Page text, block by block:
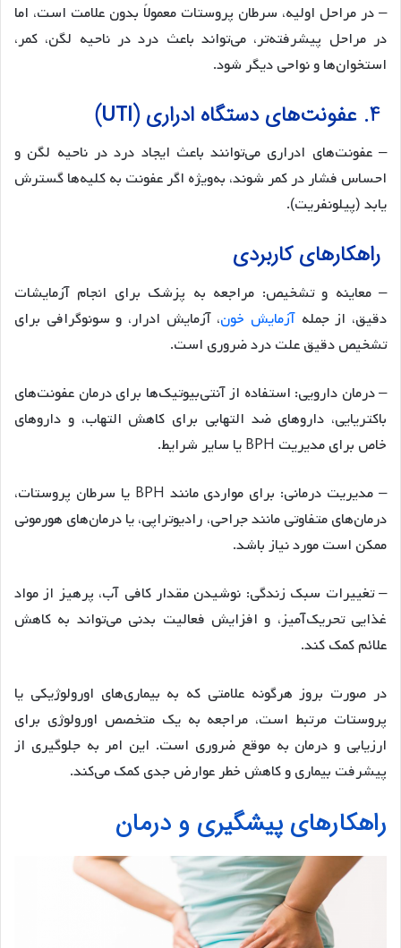
– در مراحل اولیه، سرطان پروستات معمولاً بدون علامت است، اما
در مراحل پیشرفته‌تر، می‌تواند باعث درد در ناحیه لگن، کمر،
استخوان‌ها و نواحی دیگر شود.
UTI
)
– عفونت‌های ادراری می‌توانند باعث ایجاد درد در ناحیه لگن و
احساس فشار در کمر شوند، به‌ویژه اگر عفونت به کلیه‌ها گسترش
یابد (پیلونفریت).
راهکارهای کاربردی
– معاینه و تشخیص: مراجعه به پزشک برای انجام آزمایشات
دقیق، از جمله آزمایش خون، آزمایش ادرار، و سونوگرافی برای
تشخیص دقیق علت درد ضروری است.
– درمان دارویی: استفاده از آنتی‌بیوتیک‌ها برای درمان عفونت‌های
باکتریایی، داروهای ضد التهابی برای کاهش التهاب، و داروهای
خاص برای مدیریت BPH یا سایر شرایط.
– مدیریت درمانی: برای مواردی مانند BPH یا سرطان پروستات،
درمان‌های متفاوتی مانند جراحی، رادیوتراپی، یا درمان‌های هورمونی
ممکن است مورد نیاز باشد.
– تغییرات سبک زندگی: نوشیدن مقدار کافی آب، پرهیز از مواد
غذایی تحریک‌آمیز، و افزایش فعالیت بدنی می‌تواند به کاهش
علائم کمک کند.
در صورت بروز هرگونه علامتی که به بیماری‌های اورولوژیکی یا
پروستات مرتبط است، مراجعه به یک متخصص اورولوژی برای
ارزیابی و درمان به موقع ضروری است. این امر به جلوگیری از
پیشرفت بیماری و کاهش خطر عوارض جدی کمک می‌کند.
راهکارهای پیشگیری و درمان